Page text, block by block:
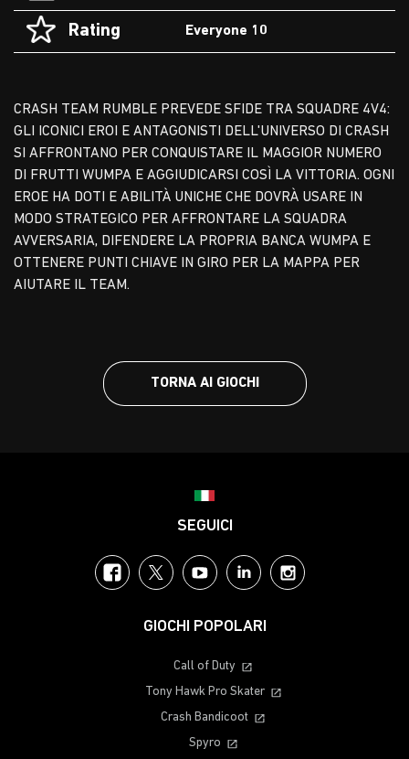
Rating Everyone 10
CRASH TEAM RUMBLE PREVEDE SFIDE TRA SQUADRE 4V4:
GLI ICONICI EROI E ANTAGONISTI DELL'UNIVERSO DI CRASH
SI AFFRONTANO PER CONQUISTARE IL MAGGIOR NUMERO
DI FRUTTI WUMPA E AGGIUDICARSI COSÌ LA VITTORIA. OGNI
EROE HA DOTI E ABILITÀ UNICHE CHE DOVRÀ USARE IN
MODO STRATEGICO PER AFFRONTARE LA SQUADRA
AVVERSARIA, DIFENDERE LA PROPRIA BANCA WUMPA E
OTTENERE PUNTI CHIAVE IN GIRO PER LA MAPPA PER
AIUTARE IL TEAM.
TORNA AI GIOCHI
SEGUICI
FacebookTwitter YouTubeLinkedIn
GIOCHI POPOLARI
Call of Duty
Tony Hawk Pro Skater
Crash Bandicoot
Spyro
Choose your region